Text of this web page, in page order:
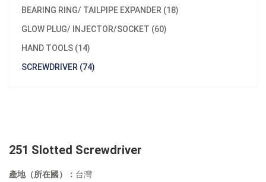
BEARING RING/ TAILPIPE EXPANDER (18)
GLOW PLUG/ INJECTOR/SOCKET (60)
HAND TOOLS (14)
SCREWDRIVER (74)
251 Slotted Screwdriver
產地（所在國）： 台灣